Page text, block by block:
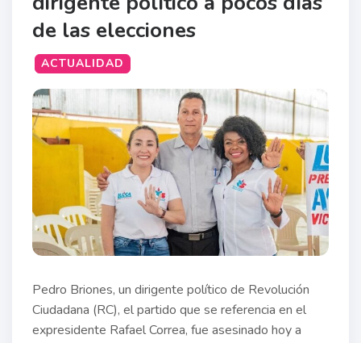
de las elecciones
ACTUALIDAD
Pedro Briones, un dirigente político de Revolución
Ciudadana (RC), el partido que se referencia en el
expresidente Rafael Correa, fue asesinado hoy a